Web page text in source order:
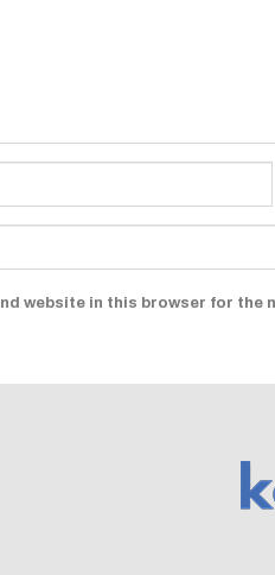
website in this browser for the